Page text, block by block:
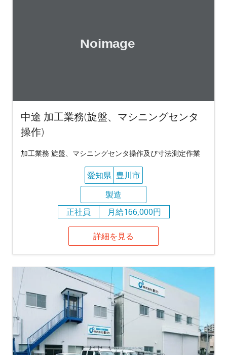
中途 加工業務(旋盤、マシニングセンタ
操作)
加工業務 旋盤、マシニングセンタ操作及び寸法測定作業
愛知県 豊川市
製造
正社員
月給166,000円
詳細を見る